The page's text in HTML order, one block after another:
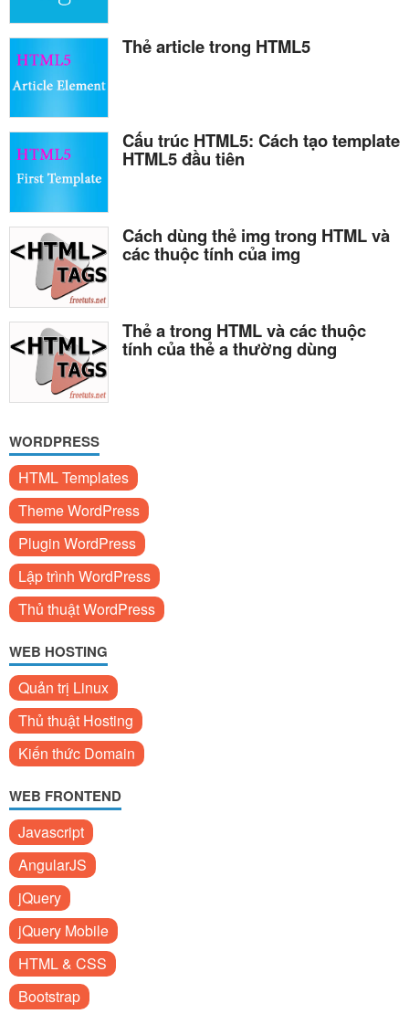
Thẻ article trong HTML5
Cấu trúc HTML5: Cách tạo template
HTML5 đầu tiên
Cách dùng thẻ img trong HTML và
các thuộc tính của img
Thẻ a trong HTML và các thuộc
tính của thẻ a thường dùng
WORDPRESS
HTML Templates
Theme WordPress
Plugin WordPress
Lập trình WordPress
Thủ thuật WordPress
WEB HOSTING
Quản trị Linux
Thủ thuật Hosting
Kiến thức Domain
WEB FRONTEND
Javascript
AngularJS
jQuery
jQuery Mobile
HTML & CSS
Bootstrap